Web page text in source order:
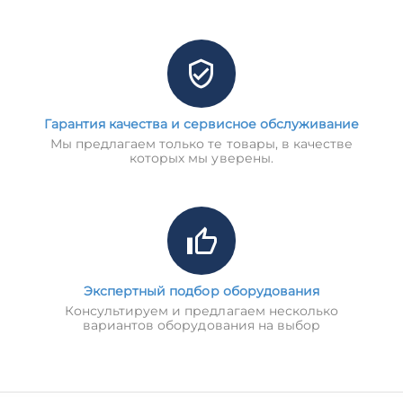
Гарантия качества и сервисное обслуживание
Мы предлагаем только те товары, в качестве
которых мы уверены.
Экспертный подбор оборудования
Консультируем и предлагаем несколько
вариантов оборудования на выбор